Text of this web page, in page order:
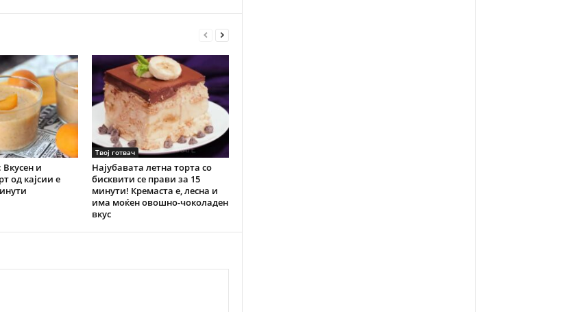
Вкусен и
од кајсии е
Твој готвач
Најубавата летна торта со
бисквити се прави за 15
минути! Кремаста е, лесна и
има моќен овошно-чоколаден
вкус